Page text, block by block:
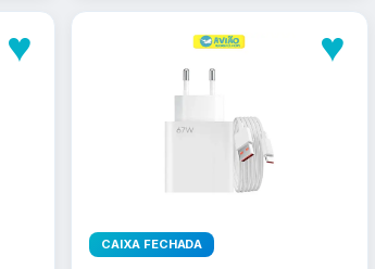
♥ ♥
CAIXA FECHADA